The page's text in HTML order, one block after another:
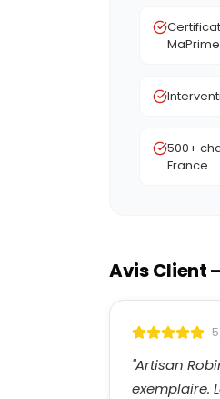
500+
France
Avis Client
"Artisan
exemplaire.